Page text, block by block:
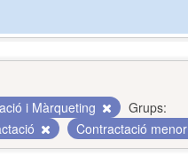
i Màrqueting
Grups:
Contractació menor